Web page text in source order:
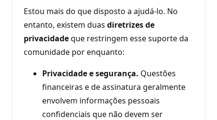
Estou mais do que disposto a ajudá-lo. No
entanto, existem duas diretrizes de
privacidadeque restringem esse suporte da
comunidade por enquanto:
Privacidade e segurança. Questões
financeiras e de assinatura geralmente
envolvem informações pessoais
confidenciais que não devem ser